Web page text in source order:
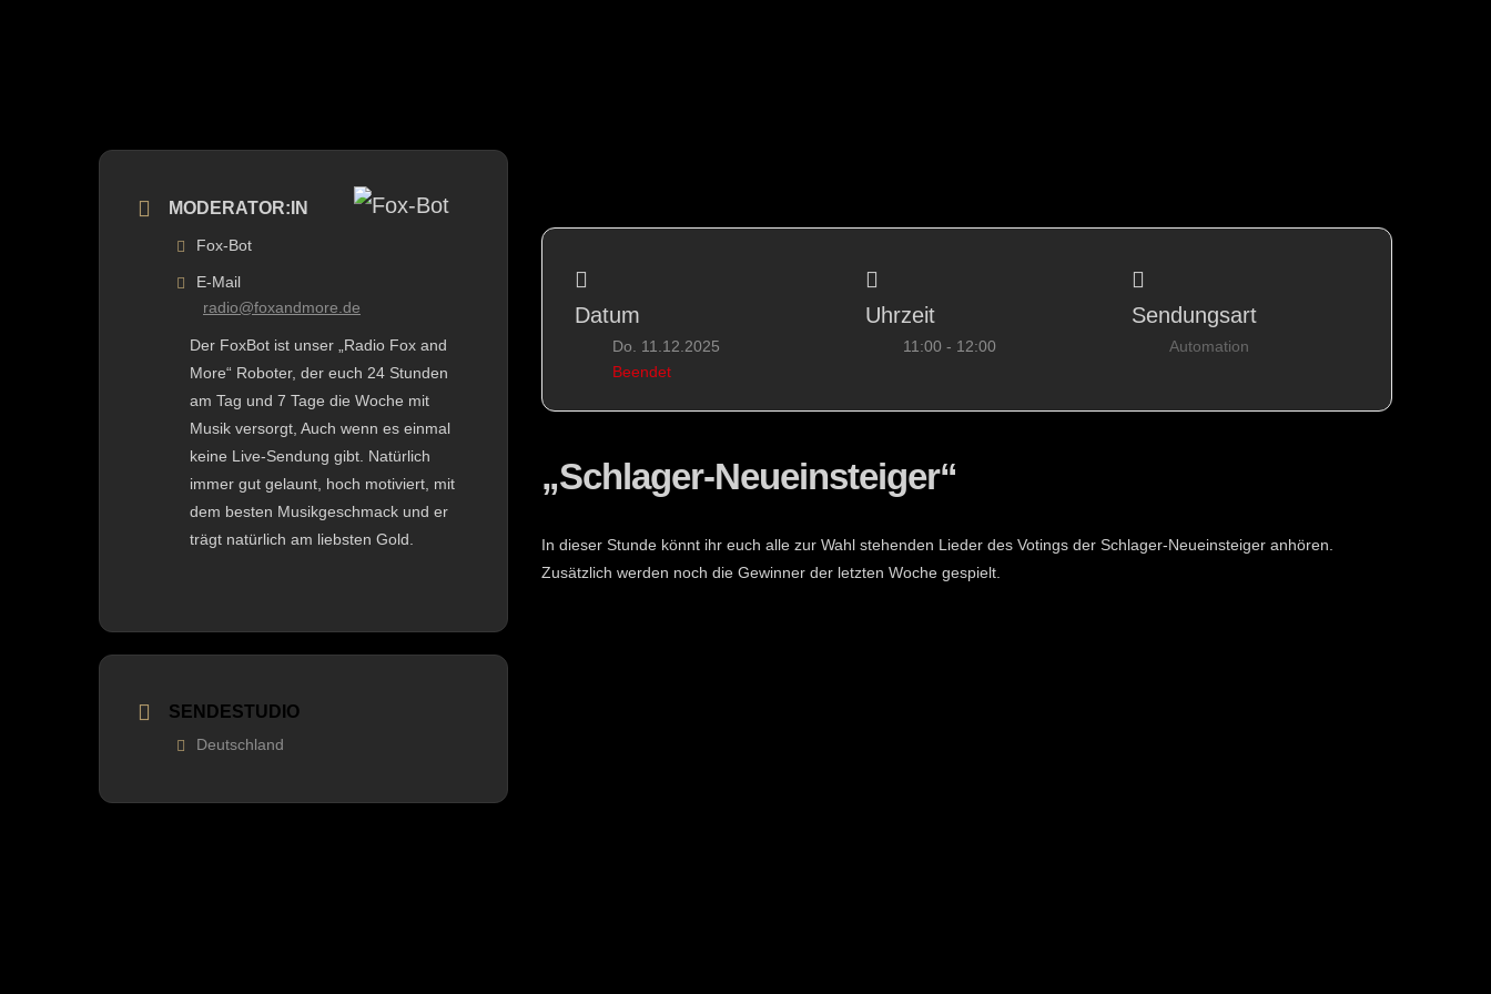
MODERATOR:IN
Fox-Bot
E-Mail
radio@foxandmore.de
Der FoxBot ist unser „Radio Fox and
More“ Roboter, der euch 24 Stunden
am Tag und 7 Tage die Woche mit
Musik versorgt, Auch wenn es einmal
keine Live-Sendung gibt. Natürlich
immer gut gelaunt, hoch motiviert, mit
dem besten Musikgeschmack und er
trägt natürlich am liebsten Gold.
SENDESTUDIO
Deutschland
Datum
Do. 11.12.2025
Beendet
Uhrzeit
11:00 - 12:00
Sendungsart
Automation
„Schlager-Neueinsteiger“
In dieser Stunde könnt ihr euch alle zur Wahl stehenden Lieder des Votings der Schlager-Neueinsteiger anhören.
Zusätzlich werden noch die Gewinner der letzten Woche gespielt.